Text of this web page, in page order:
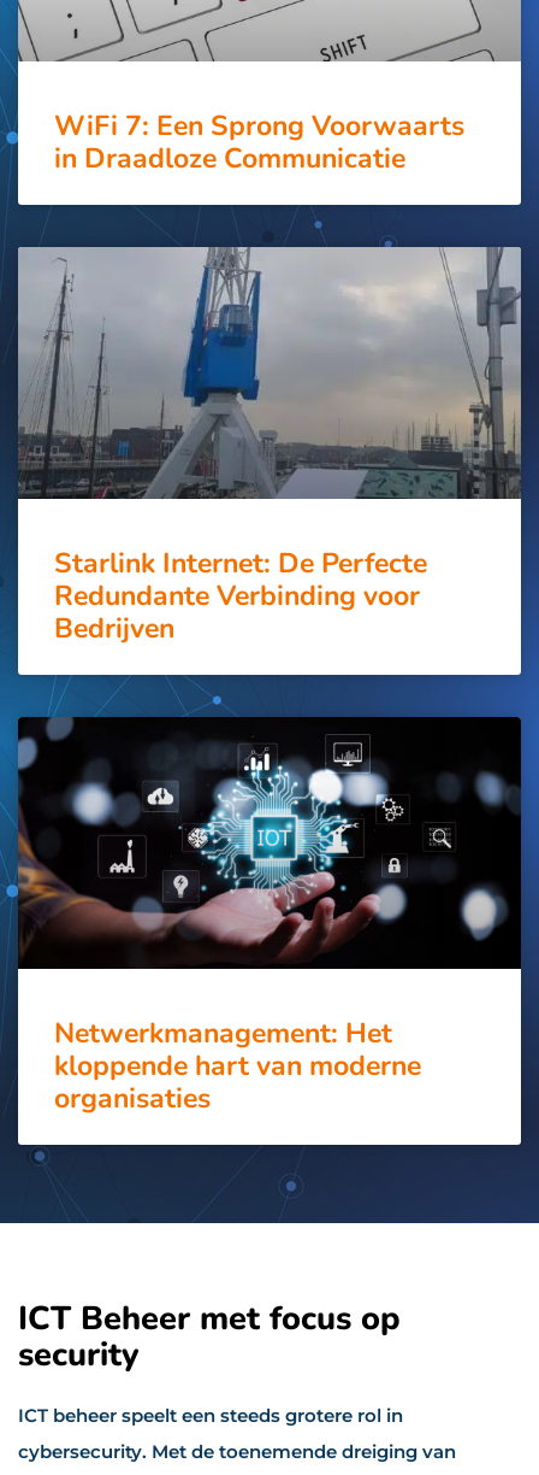
WiFi 7: Een Sprong Voorwaarts
in Draadloze Communicatie
Starlink Internet: De Perfecte
Redundante Verbinding voor
Bedrijven
Netwerkmanagement: Het
kloppende hart van moderne
organisaties
ICT Beheer met focus op
security
ICT beheer speelt een steeds grotere rol in
cybersecurity. Met de toenemende dreiging van